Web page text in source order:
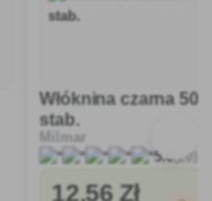
Włóknina czarna 50
stab.
Milmar
5.0(20)
12,56 Zł